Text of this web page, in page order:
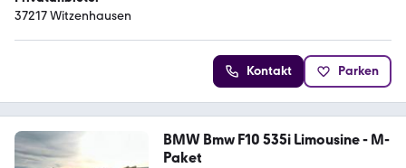
37217 Witzenhausen
Kontakt Parken
BMW Bmw F10 535i Limousine - M-
Paket